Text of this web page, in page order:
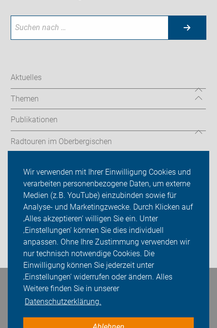
Wir verwenden mit Ihrer Einwilligung Cookies und
verarbeiten personenbezogene Daten, um externe
Medien (z.B. YouTube) einzubinden sowie für
Analyse- und Marketingzwecke. Durch Klicken auf
‚Alles akzeptieren‘ willigen Sie ein. Unter
‚Einstellungen‘ können Sie dies individuell
anpassen. Ohne Ihre Zustimmung verwenden wir
nur technisch notwendige Cookies. Die
Einwilligung können Sie jederzeit unter
‚Einstellungen‘ widerrufen oder ändern. Alles
Weitere finden Sie in unserer
Datenschutzerklärung.
Aktuelles
Themen
Publikationen
Radtouren im Oberbergischen
Kreisverband Oberberg
Sei dabei
Presse
Login
Bleiben Sie in Kontakt